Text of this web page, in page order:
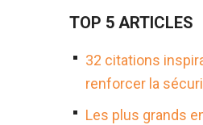
TOP 5 ARTICLES
32 citations
renforcer la
Les plus grands